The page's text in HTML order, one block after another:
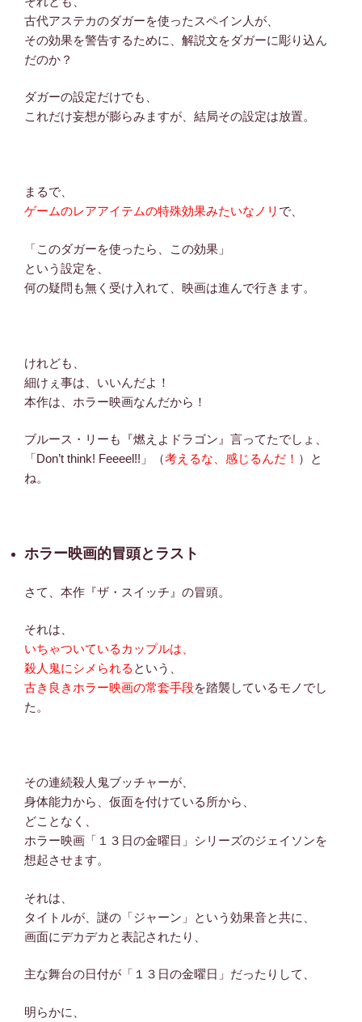
古代アステカのダガーを使ったスペイン人が、
その効果を警告するために、解説文をダガーに彫り込ん
だのか？
ダガーの設定だけでも、
これだけ妄想が膨らみますが、結局その設定は放置。
まるで、
ゲームのレアアイテムの特殊効果みたいなノリ で、
「このダガーを使ったら、この効果」
という設定を、
何の疑問も無く受け入れて、映画は進んで行きます。
けれども、
細けぇ事は、いいんだよ！
本作は、ホラー映画なんだから！
ブルース・リーも『燃えよドラゴン』言ってたでしょ、
「Don’t think! Feeeel!!」（考えるな、感じるんだ！ ）と
ね。
ホラー映画的冒頭とラスト
さて、本作『ザ・スイッチ』の冒頭。
それは、
いちゃついているカップルは、
殺人鬼にシメられる という、
古き良きホラー映画の常套手段を踏襲しているモノでし
た。
その連続殺人鬼ブッチャーが、
身体能力から、仮面を付けている所から、
どことなく、
ホラー映画「１３日の金曜日」シリーズのジェイソンを
想起させます。
それは、
タイトルが、謎の「ジャーン」という効果音と共に、
画面にデカデカと表記されたり、
主な舞台の日付が「１３日の金曜日」だったりして、
明らかに、